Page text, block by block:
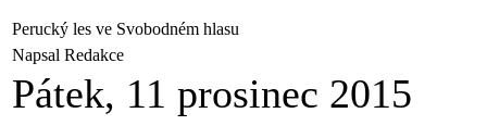
Perucký les ve Svobodném hlasu
Napsal Redakce
Pátek, 11 prosinec 2015